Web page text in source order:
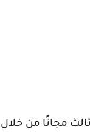
مجانًا من خلال